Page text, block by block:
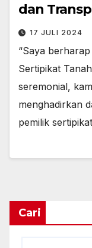
dan
17 JULI 2024
“Saya
Sertipikat
seremonial,
menghadirkan
pemilik
Cari